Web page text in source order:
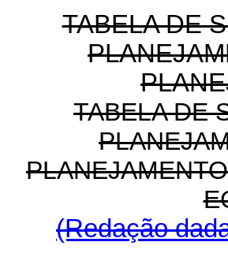
TABELA DE
TABELA DE
(Redação